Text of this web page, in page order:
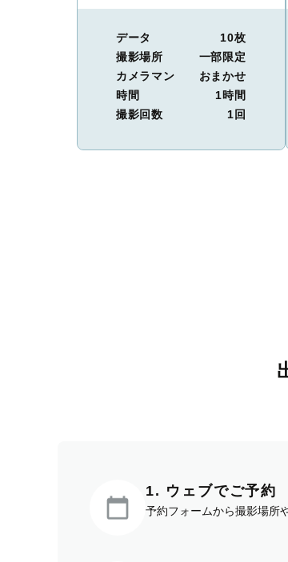
データ
10枚
撮影場所
一部限定
カメラマン
おまかせ
時間
1時間
撮影回数
1回
1. ウェブでご予約
予約フォームから撮影場所